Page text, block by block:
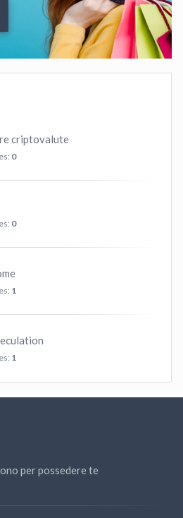
criptovalute
0
0
1
1
per possedere te